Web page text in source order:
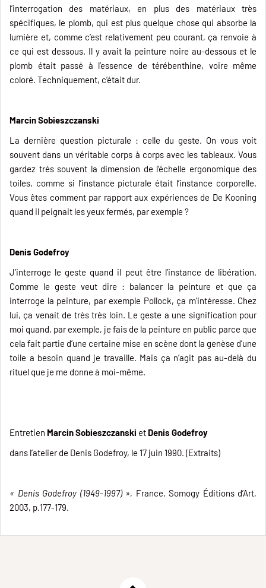
l’interrogation des matériaux, en plus des matériaux très
spécifiques, le plomb, qui est plus quelque chose qui absorbe la
lumière et, comme c’est relativement peu courant, ça renvoie à
ce qui est dessous. Il y avait la peinture noire au-dessous et le
plomb était passé à l’essence de térébenthine, voire même
coloré. Techniquement, c’était dur.
Marcin Sobieszczanski
La dernière question picturale : celle du geste. On vous voit
souvent dans un véritable corps à corps avec les tableaux. Vous
gardez très souvent la dimension de l’échelle ergonomique des
toiles, comme si l’instance picturale était l’instance corporelle.
Vous êtes comment par rapport aux expériences de De Kooning
quand il peignait les yeux fermés, par exemple ?
Denis Godefroy
J’interroge le geste quand il peut être l’instance de libération.
Comme le geste veut dire : balancer la peinture et que ça
interroge la peinture, par exemple Pollock, ça m’intéresse. Chez
lui, ça venait de très très loin. Le geste a une signification pour
moi quand, par exemple, je fais de la peinture en public parce que
cela fait partie d’une certaine mise en scène dont la genèse d’une
toile a besoin quand je travaille. Mais ça n’agit pas au-delà du
rituel que je me donne à moi-même.
Entretien Marcin Sobieszczanski et Denis Godefroy
dans l’atelier de Denis Godefroy, le 17 juin 1990. (Extraits)
« Denis Godefroy (1949-1997) », France, Somogy Éditions d’Art,
2003, p.177-179.